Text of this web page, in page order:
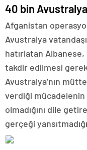
40 bin
Afganistan
Avustralya
hatırlatan
takdir edilmesi
Avustralya’nın
verdiği mücadelenin
olmadığını dile
gerçeği